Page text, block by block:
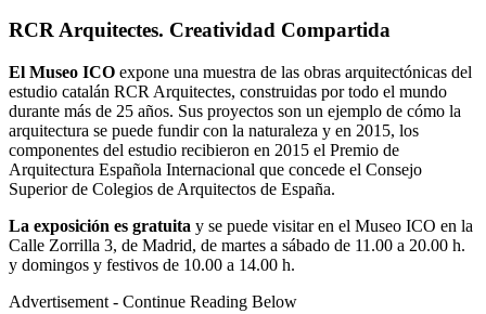
RCR Arquitectes. Creatividad Compartida
El Museo ICO expone una muestra de las obras arquitectónicas del
estudio catalán RCR Arquitectes, construidas por todo el mundo
durante más de 25 años. Sus proyectos son un ejemplo de cómo la
arquitectura se puede fundir con la naturaleza y en 2015, los
componentes del estudio recibieron en 2015 el Premio de
Arquitectura Española Internacional que concede el Consejo
Superior de Colegios de Arquitectos de España.
La exposición es gratuita y se puede visitar en el Museo ICO en la
Calle Zorrilla 3, de Madrid, de martes a sábado de 11.00 a 20.00 h.
y domingos y festivos de 10.00 a 14.00 h.
Advertisement - Continue Reading Below